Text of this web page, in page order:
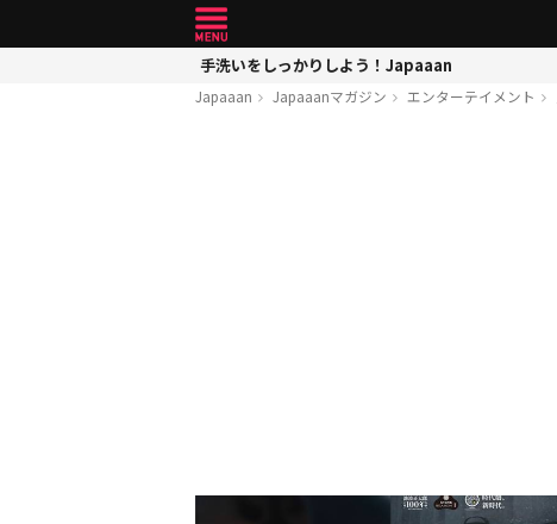
手洗いをしっかりしよう！Japaaan
Japaaan Japaaanマガジン エンターテイメント